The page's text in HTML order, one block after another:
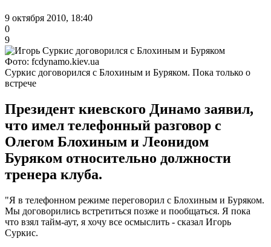
9 октября 2010, 18:40
0
9
Фото: fcdynamo.kiev.ua
Суркис договорился с Блохиным и Буряком. Пока только о
встрече
Президент киевского Динамо заявил,
что имел телефонный разговор с
Олегом Блохиным и Леонидом
Буряком относительно должности
тренера клуба.
"Я в телефонном режиме переговорил с Блохиным и Буряком.
Мы договорились встретиться позже и пообщаться. Я пока
что взял тайм-аут, я хочу все осмыслить - сказал Игорь
Суркис.